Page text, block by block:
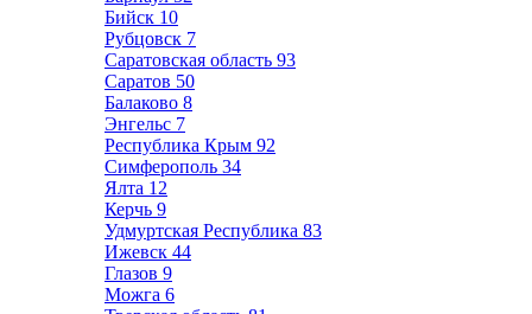
Бийск 10
Рубцовск 7
Саратовская область 93
Саратов 50
Балаково 8
Энгельс 7
Республика Крым 92
Симферополь 34
Ялта 12
Керчь 9
Удмуртская Республика 83
Ижевск 44
Глазов 9
Можга 6